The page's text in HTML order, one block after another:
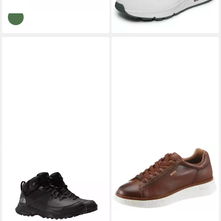
+7